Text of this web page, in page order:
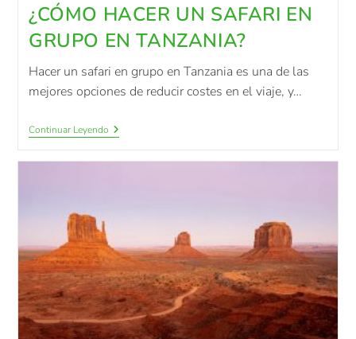
¿CÓMO HACER UN SAFARI EN
GRUPO EN TANZANIA?
Hacer un safari en grupo en Tanzania es una de las
mejores opciones de reducir costes en el viaje, y…
Continuar Leyendo